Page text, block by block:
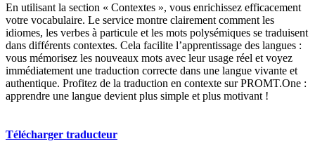
En utilisant la section « Contextes », vous enrichissez efficacement
votre vocabulaire. Le service montre clairement comment les
idiomes, les verbes à particule et les mots polysémiques se traduisent
dans différents contextes. Cela facilite l’apprentissage des langues :
vous mémorisez les nouveaux mots avec leur usage réel et voyez
immédiatement une traduction correcte dans une langue vivante et
authentique. Profitez de la traduction en contexte sur PROMT.One :
apprendre une langue devient plus simple et plus motivant !
Télécharger traducteur